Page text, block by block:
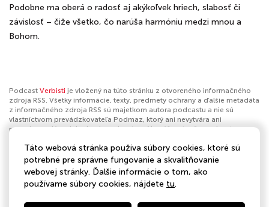
Podobne ma oberá o radosť aj akýkoľvek hriech, slabosť či
závislosť – čiže všetko, čo narúša harmóniu medzi mnou a
Bohom.
Podcast Verbisti je vložený na túto stránku z otvoreného informačného
zdroja RSS. Všetky informácie, texty, predmety ochrany a ďalšie metadáta
z informačného zdroja RSS sú majetkom autora podcastu a nie sú
vlastníctvom prevádzkovateľa Podmaz, ktorý ani nevytvára ani
nezodpovedá za ich obsah podcastov. Ak máš za to, že podcast
obsah. Ak je toto tvoj podcast a chceš získať kontrolu nad týmto profilom
klikni sem.
Autor:Verbisti
Táto webová stránka používa súbory cookies, ktoré sú
potrebné pre správne fungovanie a skvalitňovanie
webovej stránky. Ďalšie informácie o tom, ako
používame súbory cookies, nájdete tu.